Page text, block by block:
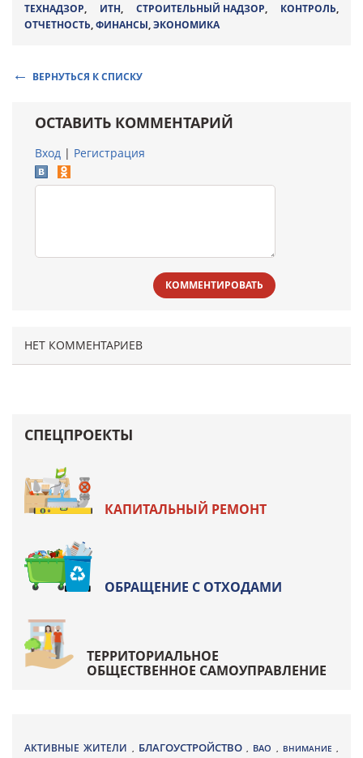
ТЕХНАДЗОР, ИТН, СТРОИТЕЛЬНЫЙ НАДЗОР, КОНТРОЛЬ,
ОТЧЕТНОСТЬ,ФИНАНСЫ,ЭКОНОМИКА
ВЕРНУТЬСЯ К СПИСКУ
ОСТАВИТЬ КОММЕНТАРИЙ
Вход | Регистрация
КОММЕНТИРОВАТЬ
НЕТ КОММЕНТАРИЕВ
СПЕЦПРОЕКТЫ
КАПИТАЛЬНЫЙ РЕМОНТ
ОБРАЩЕНИЕ С ОТХОДАМИ
ТЕРРИТОРИАЛЬНОЕ
ОБЩЕСТВЕННОЕ САМОУПРАВЛЕНИЕ
АКТИВНЫЕ ЖИТЕЛИ , БЛАГОУСТРОЙСТВО , ВАО , ВНИМАНИЕ ,